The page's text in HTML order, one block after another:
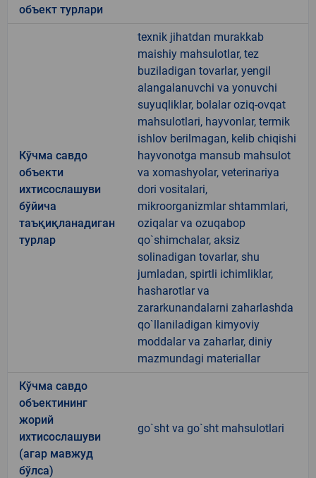
объект турлари
Кўчма савдо
объекти
ихтисослашуви
бўйича
таъқиқланадиган
турлар
texnik jihatdan murakkab
maishiy mahsulotlar, tez
buziladigan tovarlar, yengil
alangalanuvchi va yonuvchi
suyuqliklar, bolalar oziq-ovqat
mahsulotlari, hayvonlar, termik
ishlov berilmagan, kelib chiqishi
hayvonotga mansub mahsulot
va xomashyolar, veterinariya
dori vositalari,
mikroorganizmlar shtammlari,
oziqalar va ozuqabop
qo`shimchalar, aksiz
solinadigan tovarlar, shu
jumladan, spirtli ichimliklar,
hasharotlar va
zararkunandalarni zaharlashda
qo`llaniladigan kimyoviy
moddalar va zaharlar, diniy
mazmundagi materiallar
Кўчма савдо
объектининг
жорий
ихтисослашуви
(агар мавжуд
бўлса)
go`sht va go`sht mahsulotlari